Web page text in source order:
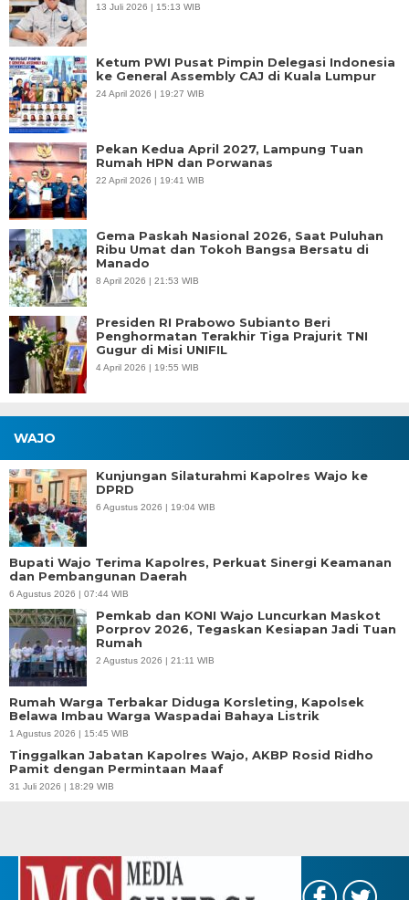
13 Juli 2026 | 15:13 WIB
Ketum PWI Pusat Pimpin Delegasi Indonesia
ke General Assembly CAJ di Kuala Lumpur
24 April 2026 | 19:27 WIB
Pekan Kedua April 2027, Lampung Tuan
Rumah HPN dan Porwanas
22 April 2026 | 19:41 WIB
Gema Paskah Nasional 2026, Saat Puluhan
Ribu Umat dan Tokoh Bangsa Bersatu di
Manado
8 April 2026 | 21:53 WIB
Presiden RI Prabowo Subianto Beri
Penghormatan Terakhir Tiga Prajurit TNI
Gugur di Misi UNIFIL
4 April 2026 | 19:55 WIB
WAJO
Kunjungan Silaturahmi Kapolres Wajo ke
DPRD
6 Agustus 2026 | 19:04 WIB
Bupati Wajo Terima Kapolres, Perkuat Sinergi Keamanan
dan Pembangunan Daerah
6 Agustus 2026 | 07:44 WIB
Pemkab dan KONI Wajo Luncurkan Maskot
Porprov 2026, Tegaskan Kesiapan Jadi Tuan
Rumah
2 Agustus 2026 | 21:11 WIB
Rumah Warga Terbakar Diduga Korsleting, Kapolsek
Belawa Imbau Warga Waspadai Bahaya Listrik
1 Agustus 2026 | 15:45 WIB
Tinggalkan Jabatan Kapolres Wajo, AKBP Rosid Ridho
Pamit dengan Permintaan Maaf
31 Juli 2026 | 18:29 WIB